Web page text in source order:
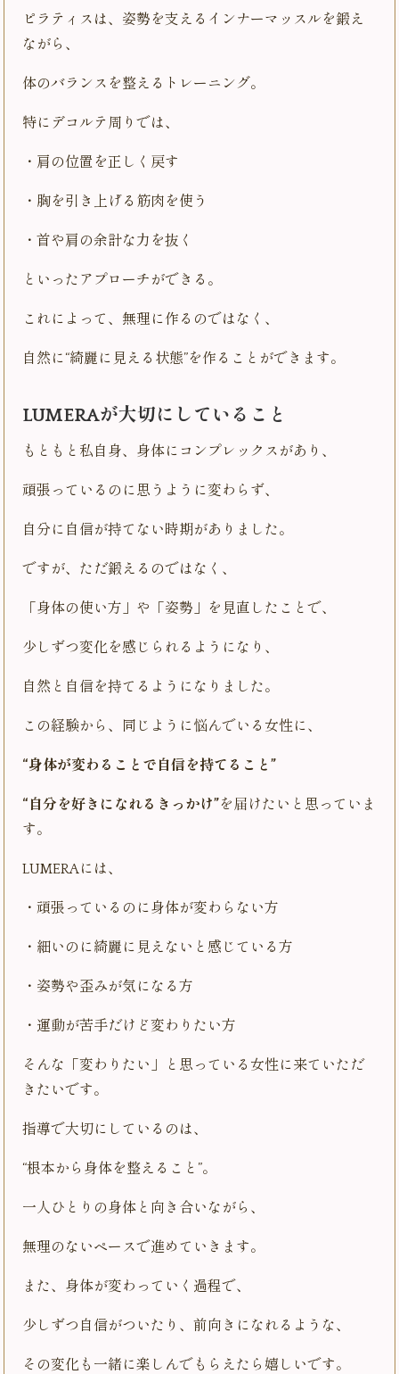
ピラティスは、姿勢を支えるインナーマッスルを鍛え
ながら、
体のバランスを整えるトレーニング。
特にデコルテ周りでは、
・肩の位置を正しく戻す
・胸を引き上げる筋肉を使う
・首や肩の余計な力を抜く
といったアプローチができる。
これによって、無理に作るのではなく、
自然に“綺麗に見える状態”を作ることができます。
LUMERAが大切にしていること
もともと私自身、身体にコンプレックスがあり、
頑張っているのに思うように変わらず、
自分に自信が持てない時期がありました。
ですが、ただ鍛えるのではなく、
「身体の使い方」や「姿勢」を見直したことで、
少しずつ変化を感じられるようになり、
自然と自信を持てるようになりました。
この経験から、同じように悩んでいる女性に、
“身体が変わることで自信を持てること”
“自分を好きになれるきっかけ”を届けたいと思っていま
す。
LUMERAには、
・頑張っているのに身体が変わらない方
・細いのに綺麗に見えないと感じている方
・姿勢や歪みが気になる方
・運動が苦手だけど変わりたい方
そんな「変わりたい」と思っている女性に来ていただ
きたいです。
指導で大切にしているのは、
“根本から身体を整えること”。
一人ひとりの身体と向き合いながら、
無理のないペースで進めていきます。
また、身体が変わっていく過程で、
少しずつ自信がついたり、前向きになれるような、
その変化も一緒に楽しんでもらえたら嬉しいです。